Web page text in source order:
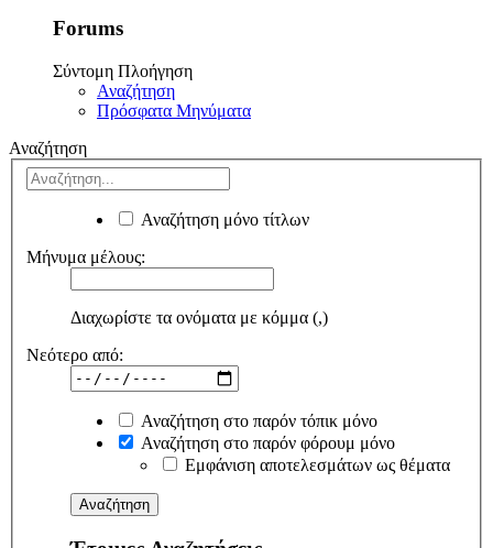
Forums
Σύντομη Πλοήγηση
Αναζήτηση
Πρόσφατα Μηνύματα
Αναζήτηση
Αναζήτηση μόνο τίτλων
Μήνυμα μέλους:
Διαχωρίστε τα ονόματα με κόμμα (,)
Νεότερο από:
Αναζήτηση στο παρόν τόπικ μόνο
Αναζήτηση στο παρόν φόρουμ μόνο
Εμφάνιση αποτελεσμάτων ως θέματα